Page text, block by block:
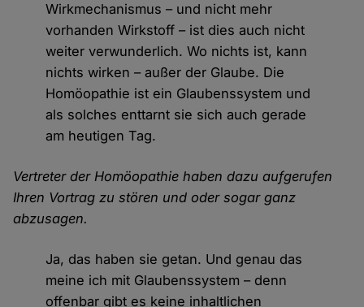
Wirkmechanismus – und nicht mehr
vorhanden Wirkstoff – ist dies auch nicht
weiter verwunderlich. Wo nichts ist, kann
nichts wirken – außer der Glaube. Die
Homöopathie ist ein Glaubenssystem und
als solches enttarnt sie sich auch gerade
am heutigen Tag.
Vertreter der Homöopathie haben dazu aufgerufen
Ihren Vortrag zu stören und oder sogar ganz
abzusagen.
Ja, das haben sie getan. Und genau das
meine ich mit Glaubenssystem – denn
offenbar gibt es keine inhaltlichen